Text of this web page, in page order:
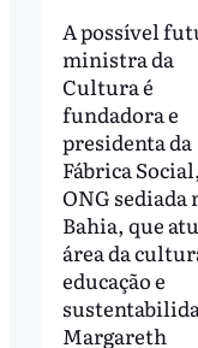
A possível
ministra da
Cultura é
fundadora e
presidenta da
Fábrica
ONG sediada
Bahia, que
área da
educação e
Margareth